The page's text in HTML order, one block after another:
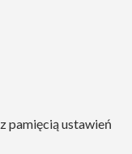
pamięcią ustawień